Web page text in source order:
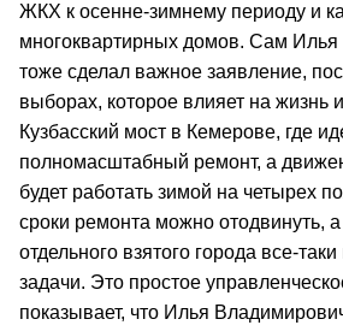
ЖКХ к осенне-зимнему периоду и
многоквартирных домов. Сам
тоже сделал важное заявление,
выборах, которое влияет на жизнь
Кузбасский мост в Кемерове, где
полномасштабный ремонт, а
будет работать зимой на четырех
сроки ремонта можно отодвинуть,
отдельного взятого города все-
задачи. Это простое
показывает, что Илья